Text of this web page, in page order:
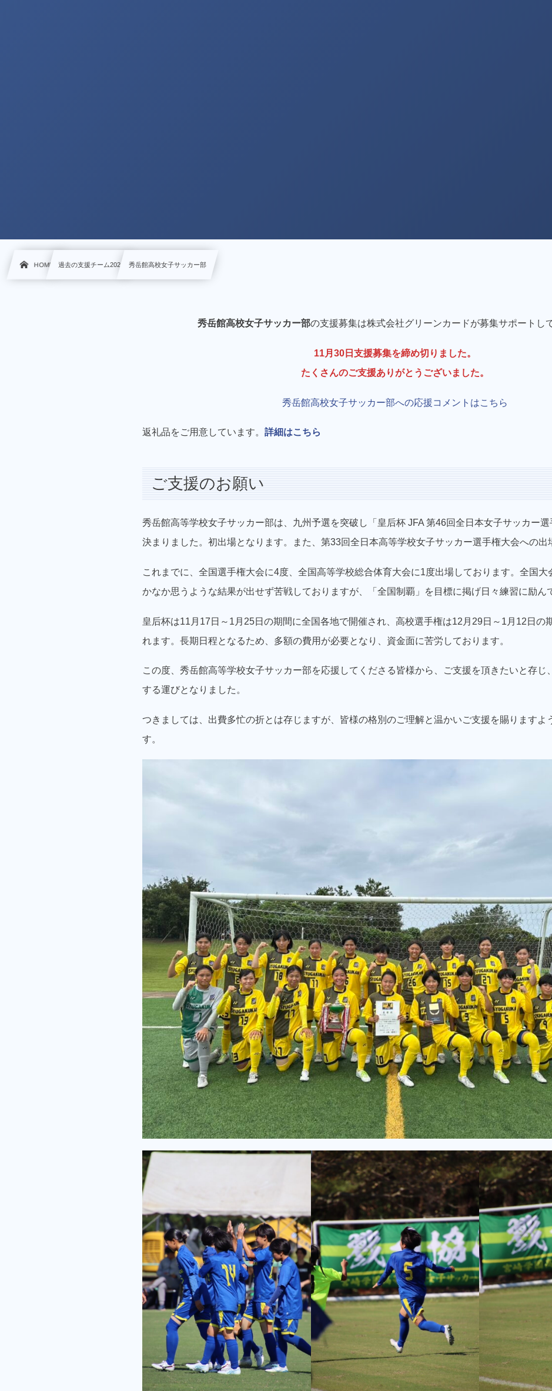
HOME 過去の支援チーム2024 秀岳館高校女子サッカー部
秀岳館高校女子サッカー部の支援募集は株式会社グリーンカードが募集サポートし
11月30日支援募集を締め切りました。
たくさんのご支援ありがとうございました。
秀岳館高校女子サッカー部への応援コメントはこちら
返礼品をご用意しています。 詳細はこちら
ご支援のお願い
秀岳館高等学校女子サッカー部は、九州予選を突破し「皇后杯 JFA 第46回全日本女子サッカー
決まりました。初出場となります。また、第33回全日本高等学校女子サッカー選手権大会への出
これまでに、全国選手権大会に4度、全国高等学校総合体育大会に1度出場しております。全国大
かなか思うような結果が出せず苦戦しておりますが、「全国制覇」を目標に掲げ日々練習に励ん
皇后杯は11月17日～1月25日の期間に全国各地で開催され、高校選手権は12月29日～1月12日の
れます。長期日程となるため、多額の費用が必要となり、資金面に苦労しております。
この度、秀岳館高等学校女子サッカー部を応援してくださる皆様から、ご支援を頂きたいと存じ
する運びとなりました。
つきましては、出費多忙の折とは存じますが、皆様の格別のご理解と温かいご支援を賜りますよ
す。